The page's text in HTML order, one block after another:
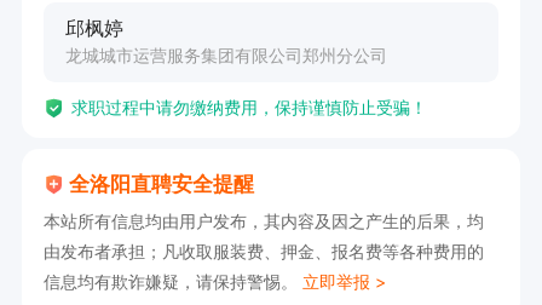
邱枫婷
龙城城市运营服务集团有限公司郑州分公司
求职过程中请勿缴纳费用，保持谨慎防止受骗！
全洛阳直聘安全提醒
本站所有信息均由用户发布，其内容及因之产生的后果，均
由发布者承担；凡收取服装费、押金、报名费等各种费用的
信息均有欺诈嫌疑，请保持警惕。 立即举报 >